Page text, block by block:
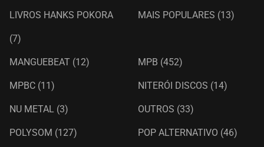
LIVROS HANKS POKORA
(7)
MAIS POPULARES (13)
MANGUEBEAT (12) MPB (452)
MPBC (11) NITERÓI DISCOS (14)
NU METAL (3) OUTROS (33)
POLYSOM (127) POP ALTERNATIVO (46)